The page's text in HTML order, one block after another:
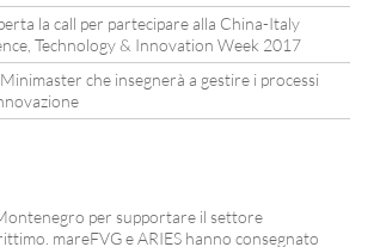
la call per partecipare alla China-Italy
Technology & Innovation Week 2017
che insegnerà a gestire i processi
per supportare il settore
mareFVG e ARIES hanno consegnato